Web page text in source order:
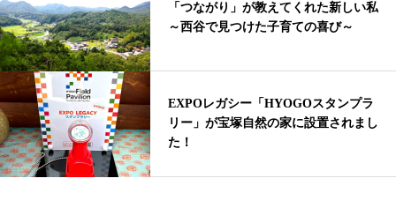
「つながり」が教えてくれた新しい私
～西谷で見つけた子育ての喜び～
EXPOレガシー「HYOGOスタンプラ
リー」が宝塚自然の家に設置されまし
た！